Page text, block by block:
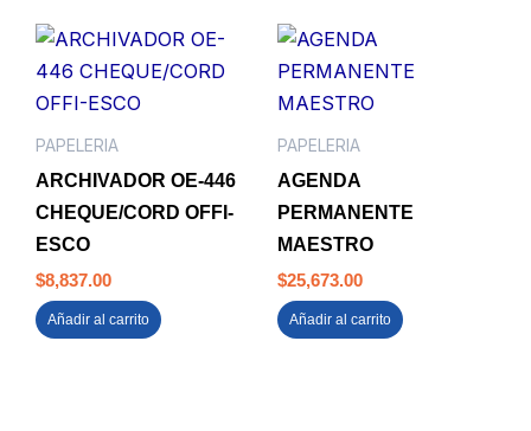
PAPELERIA
ARCHIVADOR OE-446
CHEQUE/CORD OFFI-
ESCO
$8,837.00
Añadir al carrito
PAPELERIA
AGENDA
PERMANENTE
MAESTRO
$25,673.00
Añadir al carrito